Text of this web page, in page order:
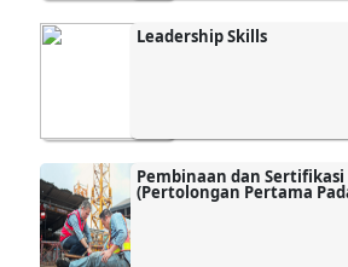
Leadership Skills
Pembinaan dan Sertifikasi
(Pertolongan Pertama